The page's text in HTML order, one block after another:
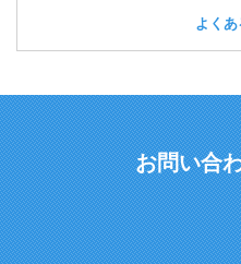
よく
お問い合